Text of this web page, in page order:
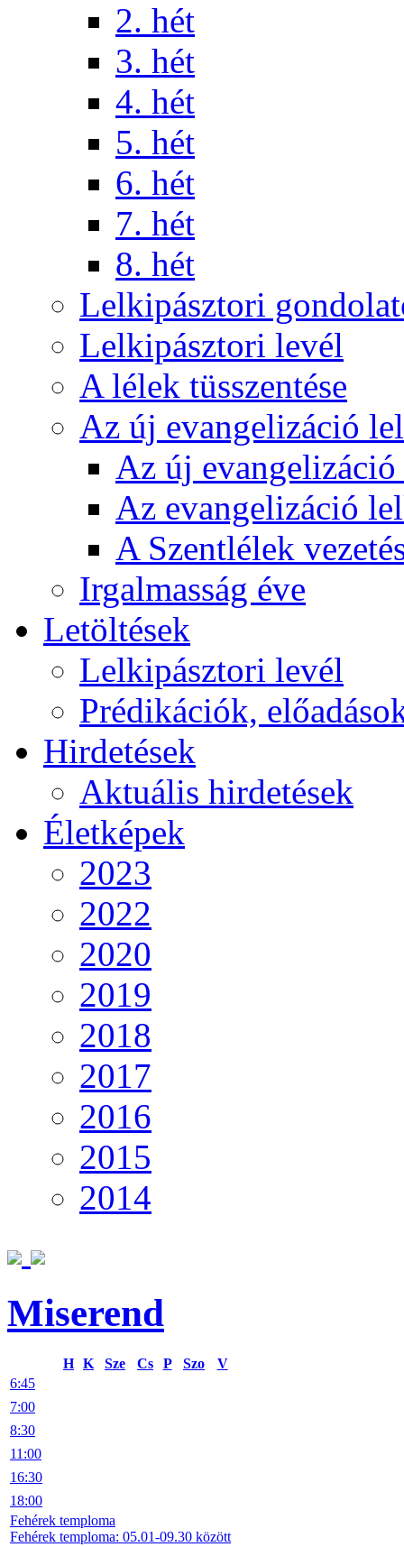
2. hét
3. hét
4. hét
5. hét
6. hét
7. hét
8. hét
Lelkipásztori
Lelkipásztori levél
A lélek tüsszentése
Az új evangelizáció
Az új
Az evangelizáció
A Szentlélek
Irgalmasság éve
Letöltések
Lelkipásztori levél
Prédikációk,
Hirdetések
Aktuális hirdetések
Életképek
2023
2022
2020
2019
2018
2017
2016
2015
2014
Miserend
H K Sze Cs P Szo
V
6:45
7:00
8:30
11:00
16:30
18:00
Fehérek temploma
Fehérek temploma: 05.01-09.30 között